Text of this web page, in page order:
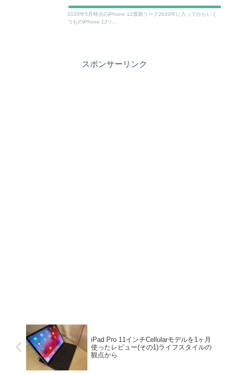
2020年5月時点のiPhone 12最新リーク2020年に入ってからいく
つものiPhone 12リ...
スポンサーリンク
iPad Pro 11インチCellularモデルを1ヶ月
使ったレビュー(その1)ライフスタイルの
観点から